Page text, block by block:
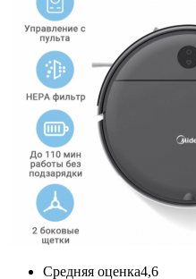
Средняя оценка4,6